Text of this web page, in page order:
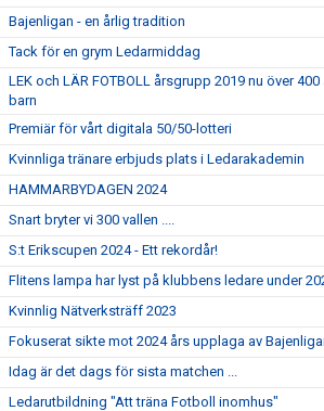
Bajenligan - en årlig tradition
Tack för en grym Ledarmiddag
LEK och LÄR FOTBOLL årsgrupp 2019 nu över
barn
Premiär för vårt digitala 50/50-lotteri
Kvinnliga tränare erbjuds plats i Ledarakademin
HAMMARBYDAGEN 2024
Snart bryter vi 300 vallen ....
S:t Erikscupen 2024 - Ett rekordår!
Flitens lampa har lyst på klubbens ledare under
Kvinnlig Nätverksträff 2023
Fokuserat sikte mot 2024 års upplaga av
Idag är det dags för sista matchen ...
Ledarutbildning "Att träna Fotboll inomhus"